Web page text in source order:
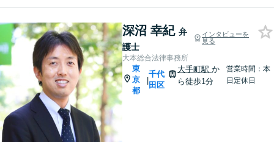
深沼 幸紀 弁
護士
インタビューを
見る
大本総合法律事務所
東
京
都
|
千代
田区
大手町駅か
ら徒歩1分
営業時間：本
日定休日